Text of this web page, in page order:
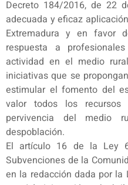
Decreto 184/2016, de 22
adecuada y eficaz
Extremadura y en favor
respuesta a
actividad en el medio
iniciativas que se
estimular el fomento del
valor todos los
pervivencia del medio
despoblación.
El artículo 16 de la Ley
Subvenciones de la
en la redacción dada por la